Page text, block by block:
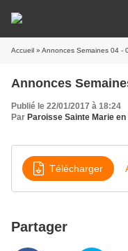
Accueil » Annonces Semaines 04 -
Annonces
Publié le 22/01/2017 à 18:24
Par Paroisse Sainte Marie
Télécharger
Partager